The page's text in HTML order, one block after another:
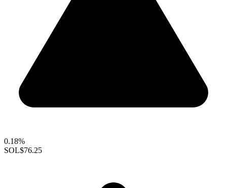
0.18%
SOL$76.25